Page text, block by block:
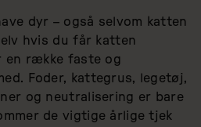
dyr – også selvom katten
hvis du får katten
række faste og
Foder, kattegrus, legetøj,
og neutralisering er bare
de vigtige årlige tjek